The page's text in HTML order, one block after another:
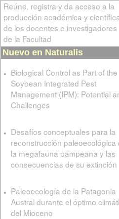
Reúne, registra y da acceso a la
producción académica y
de los docentes e investigadores
de la Facultad
Nuevo en Naturalis
Biological Control as Part of the
Soybean Integrated Pest
Management (IPM): Potential
Challenges
Desafíos conceptuales para la
reconstrucción paleoecológica
la megafauna pampeana y las
consecuencias de su extinción
Paleoecología de la Patagonia
Austral durante el óptimo
del Mioceno